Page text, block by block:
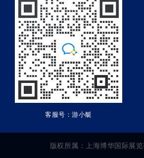
客服号：游小艇
版权所属：上海博华国际展览